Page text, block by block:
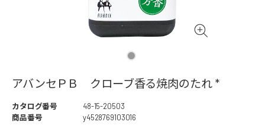
アバンセＰＢ クローブ香る焼肉のたれ *
カタログ番号
48-15-20503
商品番号
y4528769103016